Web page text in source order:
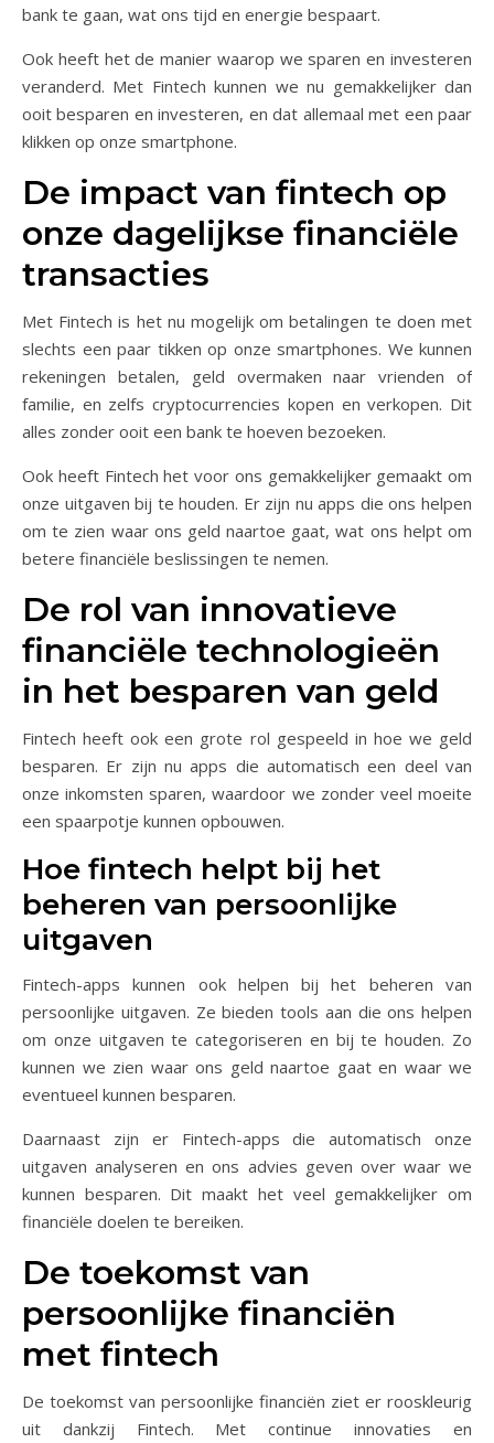
bank te gaan, wat ons tijd en energie bespaart.
Ook heeft het de manier waarop we sparen en investeren
veranderd. Met Fintech kunnen we nu gemakkelijker dan
ooit besparen en investeren, en dat allemaal met een paar
klikken op onze smartphone.
De impact van fintech op
onze dagelijkse financiële
transacties
Met Fintech is het nu mogelijk om betalingen te doen met
slechts een paar tikken op onze smartphones. We kunnen
rekeningen betalen, geld overmaken naar vrienden of
familie, en zelfs cryptocurrencies kopen en verkopen. Dit
alles zonder ooit een bank te hoeven bezoeken.
Ook heeft Fintech het voor ons gemakkelijker gemaakt om
onze uitgaven bij te houden. Er zijn nu apps die ons helpen
om te zien waar ons geld naartoe gaat, wat ons helpt om
betere financiële beslissingen te nemen.
De rol van innovatieve
financiële technologieën
in het besparen van geld
Fintech heeft ook een grote rol gespeeld in hoe we geld
besparen. Er zijn nu apps die automatisch een deel van
onze inkomsten sparen, waardoor we zonder veel moeite
een spaarpotje kunnen opbouwen.
Hoe fintech helpt bij het
beheren van persoonlijke
uitgaven
Fintech-apps kunnen ook helpen bij het beheren van
persoonlijke uitgaven. Ze bieden tools aan die ons helpen
om onze uitgaven te categoriseren en bij te houden. Zo
kunnen we zien waar ons geld naartoe gaat en waar we
eventueel kunnen besparen.
Daarnaast zijn er Fintech-apps die automatisch onze
uitgaven analyseren en ons advies geven over waar we
kunnen besparen. Dit maakt het veel gemakkelijker om
financiële doelen te bereiken.
De toekomst van
persoonlijke financiën
met fintech
De toekomst van persoonlijke financiën ziet er rooskleurig
uit dankzij Fintech. Met continue innovaties en